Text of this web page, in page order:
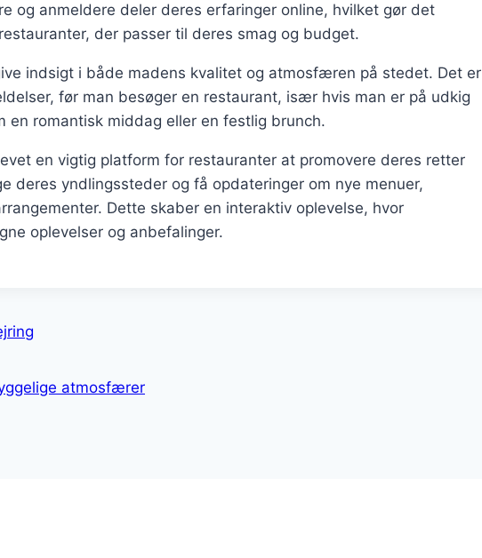
og anmeldere deler deres erfaringer online, hvilket gør det
der passer til deres smag og budget.
indsigt i både madens kvalitet og atmosfæren på stedet. Det er
før man besøger en restaurant, især hvis man er på udkig
en romantisk middag eller en festlig brunch.
en vigtig platform for restauranter at promovere deres retter
deres yndlingssteder og få opdateringer om nye menuer,
Dette skaber en interaktiv oplevelse, hvor
oplevelser og anbefalinger.
atmosfærer